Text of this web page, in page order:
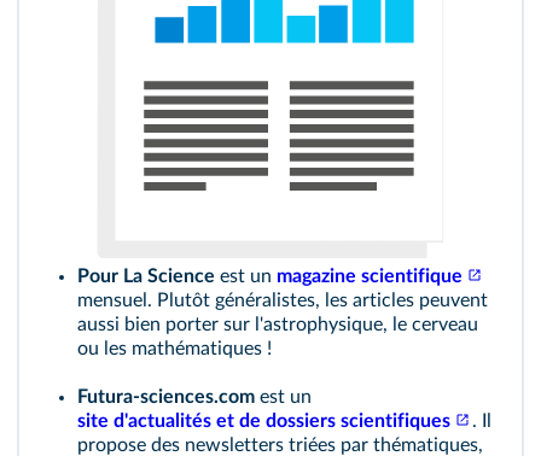
Pour La Science est un magazine scientifique
mensuel. Plutôt généralistes, les articles peuvent
aussi bien porter sur l'astrophysique, le cerveau
ou les mathématiques !
Futura-sciences.com est un
site d'actualités et de dossiers scientifiques
. Il
propose des newsletters triées par thématiques,